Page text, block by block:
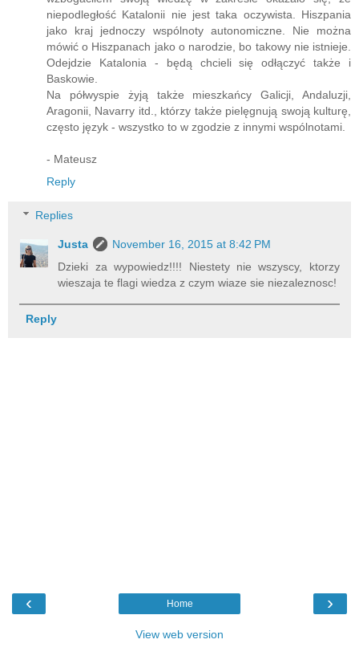
niepodległość Katalonii nie jest taka oczywista. Hiszpania
jako kraj jednoczy wspólnoty autonomiczne. Nie można
mówić o Hiszpanach jako o narodzie, bo takowy nie istnieje.
Odejdzie Katalonia - będą chcieli się odłączyć także i
Baskowie.
Na półwyspie żyją także mieszkańcy Galicji, Andaluzji,
Aragonii, Navarry itd., którzy także pielęgnują swoją kulturę,
często język - wszystko to w zgodzie z innymi wspólnotami.
- Mateusz
Reply
Replies
Justa
November 16, 2015 at 8:42 PM
Dzieki za wypowiedz!!!! Niestety nie wszyscy, ktorzy
wieszaja te flagi wiedza z czym wiaze sie niezaleznosc!
Reply
‹ ›
Home
View web version